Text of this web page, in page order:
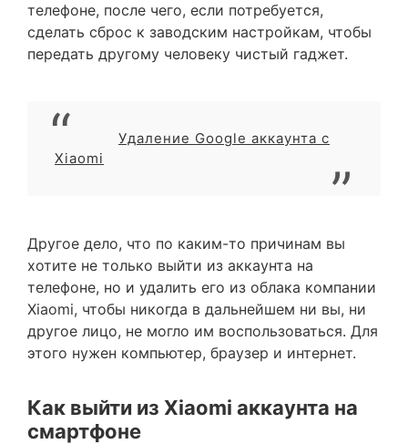
телефоне, после чего, если потребуется,
сделать сброс к заводским настройкам, чтобы
передать другому человеку чистый гаджет.
Удаление Google аккаунта с
Xiaomi
Другое дело, что по каким-то причинам вы
хотите не только выйти из аккаунта на
телефоне, но и удалить его из облака компании
Xiaomi, чтобы никогда в дальнейшем ни вы, ни
другое лицо, не могло им воспользоваться. Для
этого нужен компьютер, браузер и интернет.
Как выйти из Xiaomi аккаунта на
смартфоне